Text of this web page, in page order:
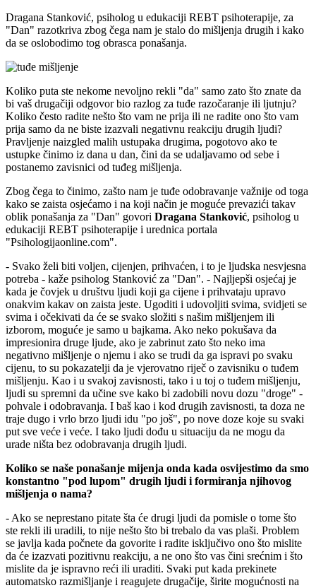
Dragana Stanković, psiholog u edukaciji REBT psihoterapije, za
"Dan" razotkriva zbog čega nam je stalo do mišljenja drugih i kako
da se oslobodimo tog obrasca ponašanja.
Koliko puta ste nekome nevoljno rekli "da" samo zato što znate da
bi vaš drugačiji odgovor bio razlog za tuđe razočaranje ili ljutnju?
Koliko često radite nešto što vam ne prija ili ne radite ono što vam
prija samo da ne biste izazvali negativnu reakciju drugih ljudi?
Pravljenje naizgled malih ustupaka drugima, pogotovo ako te
ustupke činimo iz dana u dan, čini da se udaljavamo od sebe i
postanemo zavisnici od tuđeg mišljenja.
Zbog čega to činimo, zašto nam je tuđe odobravanje važnije od toga
kako se zaista osjećamo i na koji način je moguće prevazići takav
oblik ponašanja za "Dan" govori Dragana Stanković, psiholog u
edukaciji REBT psihoterapije i urednica portala
"Psihologijaonline.com".
- Svako želi biti voljen, cijenjen, prihvaćen, i to je ljudska nesvjesna
potreba - kaže psiholog Stanković za "Dan". - Najljepši osjećaj je
kada je čovjek u društvu ljudi koji ga cijene i prihvataju upravo
onakvim kakav on zaista jeste. Ugoditi i udovoljiti svima, svidjeti se
svima i očekivati da će se svako složiti s našim mišljenjem ili
izborom, moguće je samo u bajkama. Ako neko pokušava da
impresionira druge ljude, ako je zabrinut zato što neko ima
negativno mišljenje o njemu i ako se trudi da ga ispravi po svaku
cijenu, to su pokazatelji da je vjerovatno riječ o zavisniku o tuđem
mišljenju. Kao i u svakoj zavisnosti, tako i u toj o tuđem mišljenju,
ljudi su spremni da učine sve kako bi zadobili novu dozu "droge" -
pohvale i odobravanja. I baš kao i kod drugih zavisnosti, ta doza ne
traje dugo i vrlo brzo ljudi idu "po još", po nove doze koje su svaki
put sve veće i veće. I tako ljudi dođu u situaciju da ne mogu da
urade ništa bez odobravanja drugih ljudi.
Koliko se naše ponašanje mijenja onda kada osvijestimo da smo
konstantno "pod lupom" drugih ljudi i formiranja njihovog
mišljenja o nama?
- Ako se neprestano pitate šta će drugi ljudi da pomisle o tome što
ste rekli ili uradili, to nije nešto što bi trebalo da vas plaši. Problem
se javlja kada počnete da govorite i radite isključivo ono što mislite
da će izazvati pozitivnu reakciju, a ne ono što vas čini srećnim i što
mislite da je ispravno reći ili uraditi. Svaki put kada prekinete
automatsko razmišljanje i reagujete drugačije, širite mogućnosti na